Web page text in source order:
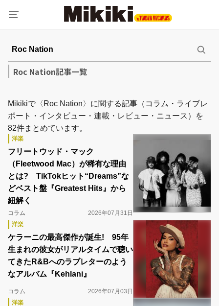
Roc Nation記事一覧
Mikikiで〈Roc Nation〉に関する記事（コラム・ライブレ
ポート・インタビュー・連載・レビュー・ニュース）を
82件まとめています。
洋楽
フリートウッド・マック
（Fleetwood Mac）が稀有な理由
とは? TikTokヒット“Dreams”な
どベスト盤『Greatest Hits』から
紐解く
コラム
2026年07月31日
洋楽
ケラーニの最高傑作が誕生! 95年
生まれの彼女がリアルタイムで聴い
てきたR&Bへのラブレターのよう
なアルバム『Kehlani』
コラム
2026年07月03日
洋楽